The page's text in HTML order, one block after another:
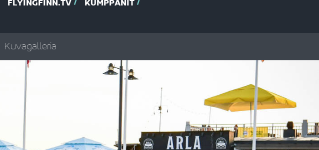
FLYINGFINN.TV
KUMPPANIT
Kuvagalleria